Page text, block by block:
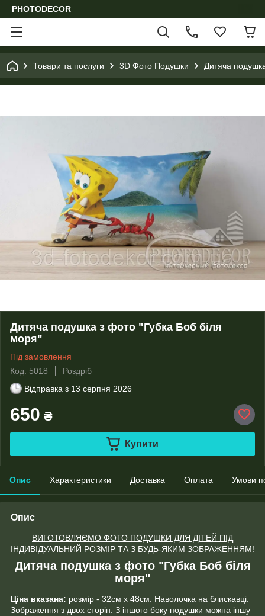
PHOTODECOR
Товари та послуги 3D Фото Подушки Дитяча
Дитяча подушка з фото "Губка Боб біля
моря"
Під замовлення
Код: 5018
Роздріб
Відправка з 13 серпня 2026
650 ₴
Купити
Опис Характеристики Доставка Оплата Умови
Опис
ВИГОТОВЛЯЄМО ФОТО ПОДУШКИ ДЛЯ ДІТЕЙ ПІД
ІНДИВІДУАЛЬНИЙ РОЗМІР ТА З БУДЬ-ЯКИМ ЗОБРАЖЕННЯМ!
Дитяча подушка з фото "Губка Боб біля
моря"
Ціна вказана: розмір - 32см х 48см. Наволочка на блискавці.
Зображення з двох сторін. З іншого боку подушки можна іншу